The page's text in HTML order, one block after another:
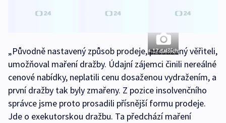
+ 17 dalších
„Původně nastavený způsob prodeje, prosazený věřiteli,
umožňoval maření dražby. Údajní zájemci činili nereálné
cenové nabídky, neplatili cenu dosaženou vydražením, a
první dražby tak byly zmařeny. Z pozice insolvenčního
správce jsme proto prosadili přísnější formu prodeje.
Jde o exekutorskou dražbu. Ta předchází maření